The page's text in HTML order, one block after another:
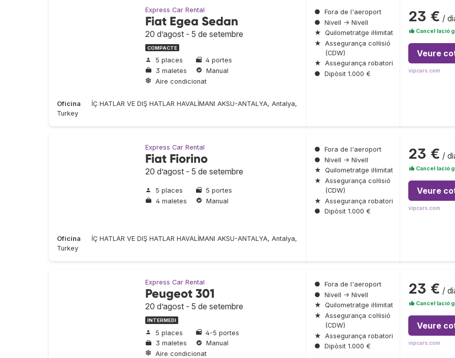
Express Car Rental
Fiat Egea Sedan
20 d’agost - 5 de setembre
COMPACTE
5 places
4 portes
3 maletes
Manual
Aire condicionat
Oficina
İÇ HATLAR VE DIŞ HATLAR HAVALİMANI AKSU-ANTALYA, Antalya,
Turkey
● Fora de l'aeroport
● Nivell → Nivell
★ Quilometratge il·limitat
★ Assegurança col·lisió
(CDW)
★ Assegurança robatori
● Dipòsit 1.000 €
23 € /
Cancel·lació
Veure
vipcars.com
Express Car Rental
Fiat Fiorino
20 d’agost - 5 de setembre
5 places
5 portes
4 maletes
Manual
Oficina
İÇ HATLAR VE DIŞ HATLAR HAVALİMANI AKSU-ANTALYA, Antalya,
Turkey
● Fora de l'aeroport
● Nivell → Nivell
★ Quilometratge il·limitat
★ Assegurança col·lisió
(CDW)
★ Assegurança robatori
● Dipòsit 1.000 €
23 € /
Cancel·lació
Veure
vipcars.com
Express Car Rental
Peugeot 301
20 d’agost - 5 de setembre
INTERMEDI
5 places
4-5 portes
3 maletes
Manual
Aire condicionat
● Fora de l'aeroport
● Nivell → Nivell
★ Quilometratge il·limitat
★ Assegurança col·lisió
(CDW)
★ Assegurança robatori
● Dipòsit 1.000 €
23 € /
Cancel·lació
Veure
vipcars.com